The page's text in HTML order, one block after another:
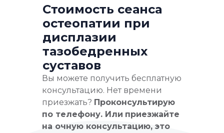
Стоимость сеанса
остеопатии при
дисплазии
тазобедренных
суставов
Вы можете получить бесплатную
консультацию. Нет времени
приезжать? Проконсультирую
по телефону. Или приезжайте
на очную консультацию, это